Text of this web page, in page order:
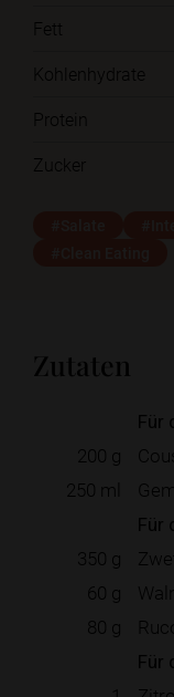
Fett
Kohlenhydrate
Protein
Zucker
Zutaten
Für
200 g
250 ml
Für
350 g
60 g
80 g
Für